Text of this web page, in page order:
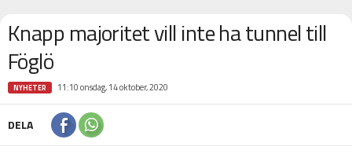
Knapp majoritet vill inte ha tunnel till
Föglö
NYHETER 11:10 onsdag, 14 oktober, 2020
DELA